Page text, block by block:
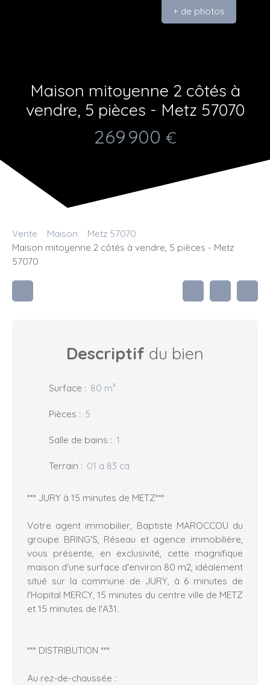
+ de photos
Maison mitoyenne 2 côtés à
vendre, 5 pièces - Metz 57070
269 900 €
Vente Maison
Metz 57070
Maison mitoyenne 2 côtés à vendre, 5 pièces - Metz
57070
Descriptif du bien
Surface : 80 m²
Pièces : 5
Salle de bains : 1
Terrain : 01 a 83 ca
*** JURY à 15 minutes de METZ***
Votre agent immobilier, Baptiste MAROCCOU du
groupe BRING'S, Réseau et agence immobilière,
vous présente, en exclusivité, cette magnifique
maison d'une surface d'environ 80 m2, idéalement
situé sur la commune de JURY, à 6 minutes de
l'Hopital MERCY, 15 minutes du centre ville de METZ
et 15 minutes de l'A31.
*** DISTRIBUTION ***
Au rez-de-chaussée :